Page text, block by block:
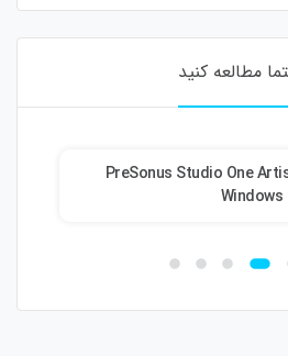
مطالعه کنید
PreSonus Studio One
Windows